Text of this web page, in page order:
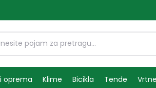
oprema Klime Bicikla Tende